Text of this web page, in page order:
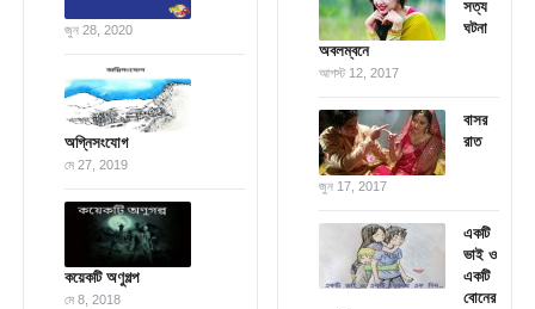
জুন 28, 2020
অগ্নিসংযোগ
মে 27, 2019
কয়েকটি অণুগল্প
মে 8, 2018
সত্য
ঘটনা
অবলম্বনে
আগস্ট 12, 2017
বাসর
রাত
জুন 17, 2017
একটি
ভাই ও
একটি
বোনের